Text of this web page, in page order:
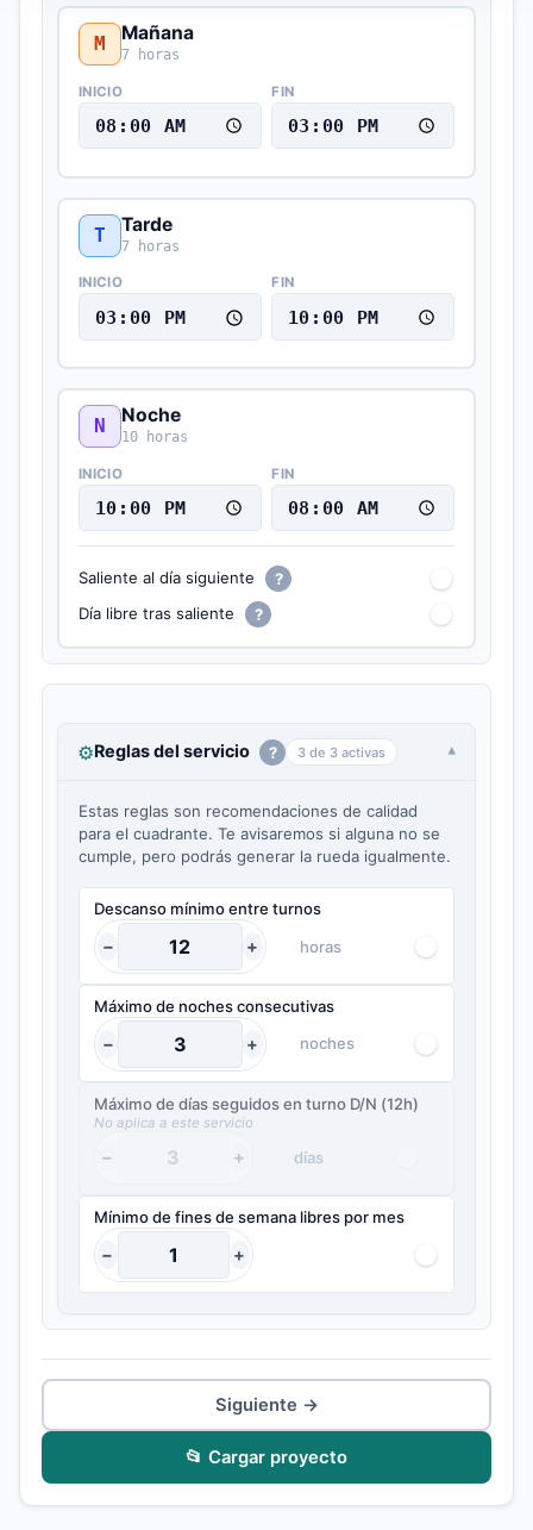
M Mañana
7 horas
INICIO FIN
T Tarde
7 horas
INICIO FIN
N Noche
10 horas
INICIO FIN
Saliente al día siguiente
?
Día libre tras saliente
?
⚙Reglas del servicio ? 3 de 3 activas
Estas reglas son recomendaciones de calidad
para el cuadrante. Te avisaremos si alguna no se
cumple, pero podrás generar la rueda igualmente.
Descanso mínimo entre turnos
− + horas
Máximo de noches consecutivas
− + noches
Máximo de días seguidos en turno D/N (12h)
No aplica a este servicio
− + días
Mínimo de fines de semana libres por mes
− +
📂 Cargar proyecto
Siguiente →